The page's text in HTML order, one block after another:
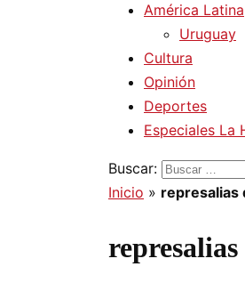
América Latina
Uruguay
Cultura
Opinión
Deportes
Especiales La
Buscar:
Inicio » represalias